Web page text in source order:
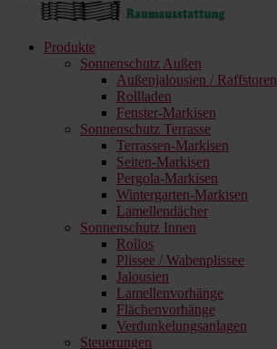
Produkte
Sonnenschutz Außen
Außenjalousien / Raffstoren
Rollladen
Fenster-Markisen
Sonnenschutz Terrasse
Terrassen-Markisen
Seiten-Markisen
Pergola-Markisen
Wintergarten-Markisen
Lamellendächer
Sonnenschutz Innen
Rollos
Plissee / Wabenplissee
Jalousien
Lamellenvorhänge
Flächenvorhänge
Verdunkelungsanlagen
Steuerungen